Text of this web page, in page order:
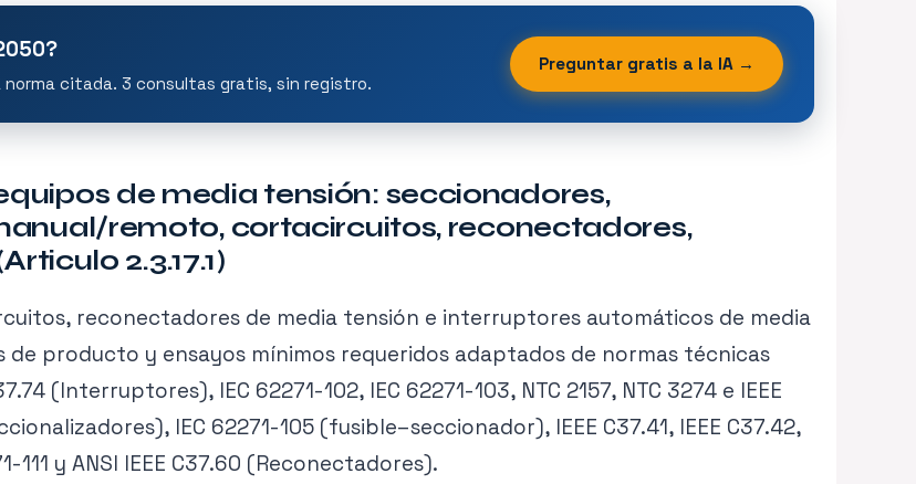
citada. 3 consultas gratis, sin registro.
Preguntar gratis a la IA →
de media tensión: seccionadores,
remoto, cortacircuitos, reconectadores,
2.3.17.1)
reconectadores de media tensión e interruptores automáticos de media
producto y ensayos mínimos requeridos adaptados de normas técnicas
(Interruptores), IEC 62271-102, IEC 62271-103, NTC 2157, NTC 3274 e IEEE
IEC 62271-105 (fusible–seccionador), IEEE C37.41, IEEE C37.42,
111 y ANSI IEEE C37.60 (Reconectadores).